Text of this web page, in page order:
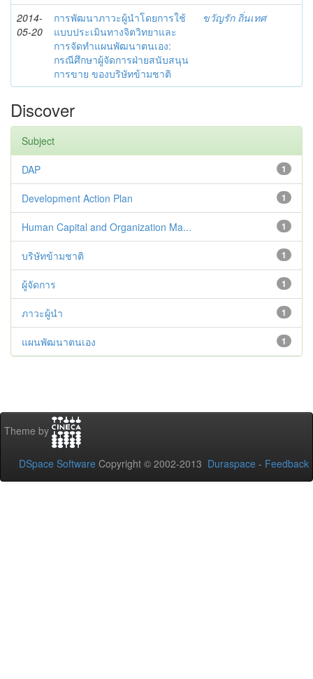
2014-
05-20
การพัฒนาภาวะผู้นำโดยการใช้
แบบประเมินทางจิตวิทยาและ
การจัดทำแผนพัฒนาตนเอง:
กรณีศึกษาผู้จัดการฝ่ายสนับสนุน
การขาย ของบริษัทข้ามชาติ
ขวัญรัก ถิ่นเทศ
Discover
Subject
1
DAP
1
Development Action Plan
1
Human Capital and Organization Ma...
1
บริษัทข้ามชาติ
1
ผู้จัดการ
1
ภาวะผู้นำ
1
แผนพัฒนาตนเอง
Theme by
DSpace Software Copyright © 2002-2013 Duraspace - Feedback